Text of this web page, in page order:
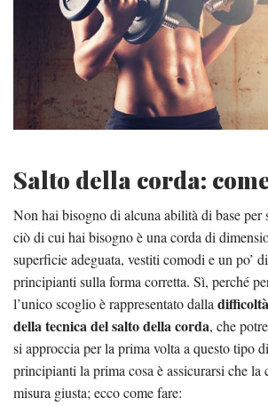
Salto della corda:
Non hai bisogno di alcuna abilità di base per
ciò di cui hai bisogno è una corda di
superficie adeguata, vestiti comodi e un po’ di
principianti sulla forma corretta. Sì, perché
l’unico scoglio è rappresentato dalla
della tecnica del salto della corda, che
si approccia per la prima volta a questo tipo
principianti la prima cosa è assicurarsi che la
misura giusta; ecco come fare: